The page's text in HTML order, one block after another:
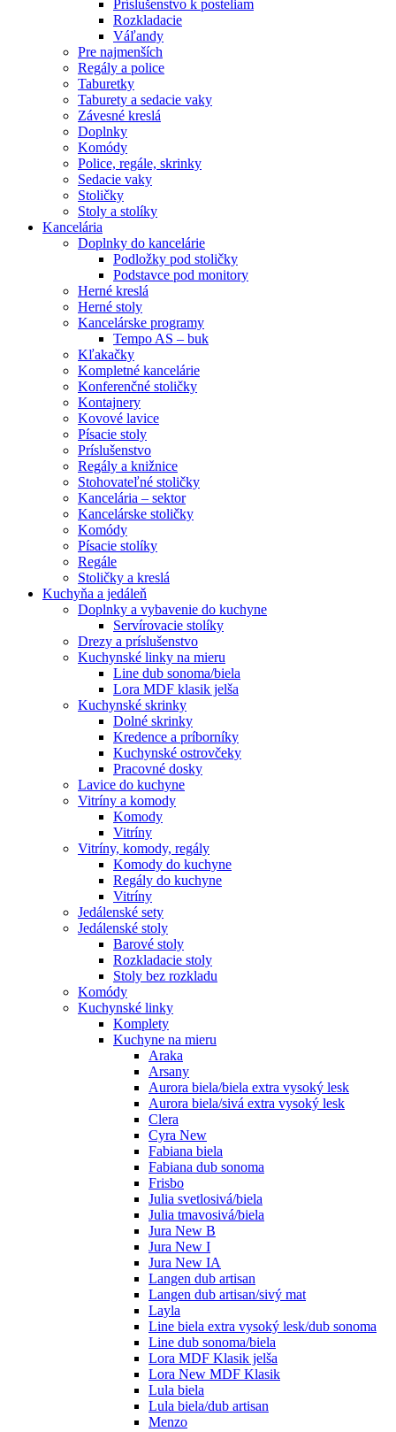
Príslušenstvo k posteliam
Rozkladacie
Váľandy
Pre najmenších
Regály a police
Taburetky
Taburety a sedacie vaky
Závesné kreslá
Doplnky
Komódy
Police, regále, skrinky
Sedacie vaky
Stoličky
Stoly a stolíky
Kancelária
Doplnky do kancelárie
Podložky pod stoličky
Podstavce pod monitory
Herné kreslá
Herné stoly
Kancelárske programy
Tempo AS – buk
Kľakačky
Kompletné kancelárie
Konferenčné stoličky
Kontajnery
Kovové lavice
Písacie stoly
Príslušenstvo
Regály a knižnice
Stohovateľné stoličky
Kancelária – sektor
Kancelárske stoličky
Komódy
Písacie stolíky
Regále
Stoličky a kreslá
Kuchyňa a jedáleň
Doplnky a vybavenie do kuchyne
Servírovacie stolíky
Drezy a príslušenstvo
Kuchynské linky na mieru
Line dub sonoma/biela
Lora MDF klasik jelša
Kuchynské skrinky
Dolné skrinky
Kredence a príborníky
Kuchynské ostrovčeky
Pracovné dosky
Lavice do kuchyne
Vitríny a komody
Komody
Vitríny
Vitríny, komody, regály
Komody do kuchyne
Regály do kuchyne
Vitríny
Jedálenské sety
Jedálenské stoly
Barové stoly
Rozkladacie stoly
Stoly bez rozkladu
Komódy
Kuchynské linky
Komplety
Kuchyne na mieru
Araka
Arsany
Aurora biela/biela extra vysoký lesk
Aurora biela/sivá extra vysoký lesk
Clera
Cyra New
Fabiana biela
Fabiana dub sonoma
Frisbo
Julia svetlosivá/biela
Julia tmavosivá/biela
Jura New B
Jura New I
Jura New IA
Langen dub artisan
Langen dub artisan/sivý mat
Layla
Line biela extra vysoký lesk/dub sonoma
Line dub sonoma/biela
Lora MDF Klasik jelša
Lora New MDF Klasik
Lula biela
Lula biela/dub artisan
Menzo